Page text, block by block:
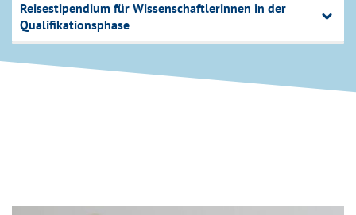
Reisestipendium für Wissenschaftlerinnen in der
Qualifikationsphase